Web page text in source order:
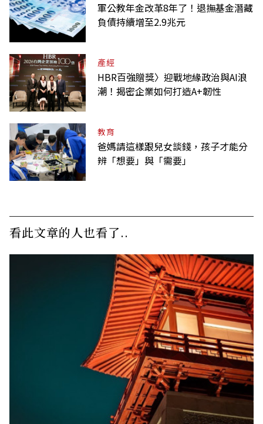
軍公教年金改革8年了！退撫基金潛藏
負債持續增至2.9兆元
產經
HBR百強贈獎〉迎戰地緣政治與AI浪
潮！揭密企業如何打造A+韌性
教育
爸媽請這樣跟兒女談錢，孩子才能分
辨「想要」與「需要」
看此文章的人也看了..